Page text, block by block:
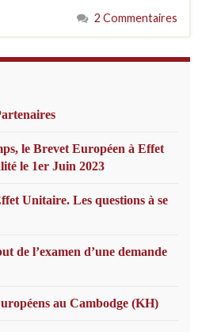
2 Commentaires
le Brevet Européen à Effet
le 1er Juin 2023
Unitaire. Les questions à se
de l’examen d’une demande
au Cambodge (KH)